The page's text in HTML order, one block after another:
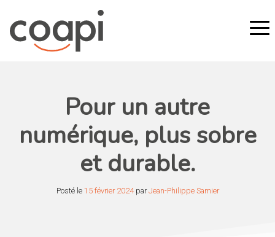
Pour un autre
numérique, plus sobre
et durable.
Posté le 15 février 2024parJean-Philippe Samier